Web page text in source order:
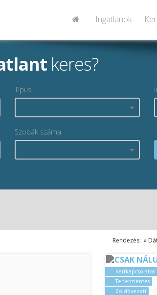
Ingatlanok
keres?
Típus
Szobák száma
Rendezés: »
CSAK
Kertkapcsolatos
Tehermentes
Zöldövezeti